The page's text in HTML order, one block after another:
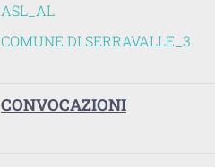
ASL_AL
COMUNE DI SERRAVALLE_3
CONVOCAZIONI